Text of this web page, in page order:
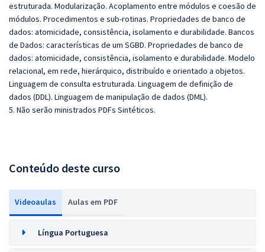
estruturada. Modularização. Acoplamento entre módulos e coesão de
módulos. Procedimentos e sub-rotinas. Propriedades de banco de
dados: atomicidade, consistência, isolamento e durabilidade. Bancos
de Dados: características de um SGBD. Propriedades de banco de
dados: atomicidade, consistência, isolamento e durabilidade. Modelo
relacional, em rede, hierárquico, distribuído e orientado a objetos.
Linguagem de consulta estruturada. Linguagem de definição de
dados (DDL). Linguagem de manipulação de dados (DML).
5. Não serão ministrados PDFs Sintéticos.
Conteúdo deste curso
Videoaulas Aulas em PDF
Língua Portuguesa